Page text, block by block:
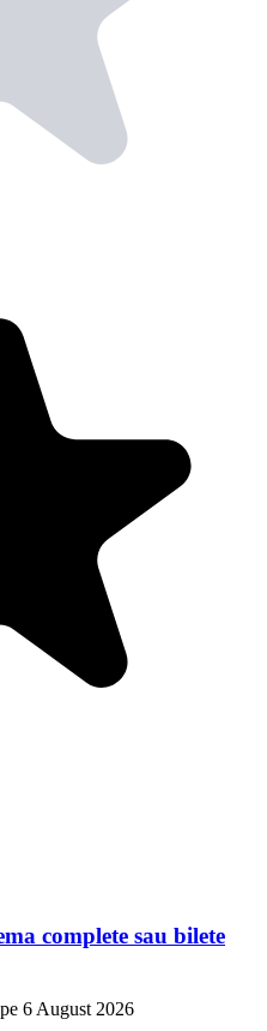
complete sau bilete
6 August 2026